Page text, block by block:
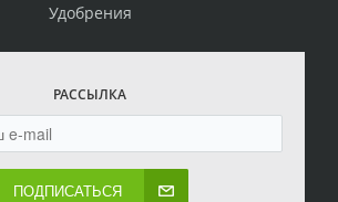
Удобрения
РАССЫЛКА
ПОДПИСАТЬСЯ